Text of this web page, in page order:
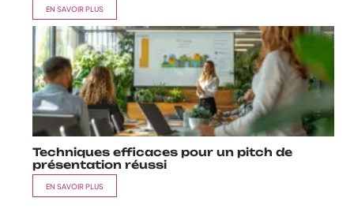
EN SAVOIR PLUS
Techniques efficaces pour un pitch de
présentation réussi
EN SAVOIR PLUS